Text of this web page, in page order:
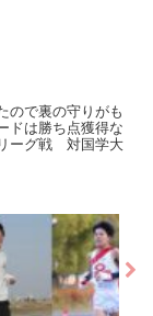
ので裏の守りがも
ドは勝ち点獲得な
ーグ戦 対国学大